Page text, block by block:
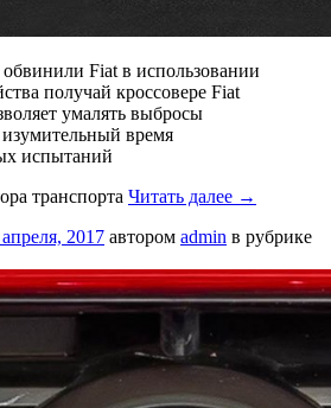
Fiat в использовании
получай кроссовере Fiat
умалять выбросы
время
испытаний
транспорта Читать далее →
2017 автором admin в рубрике